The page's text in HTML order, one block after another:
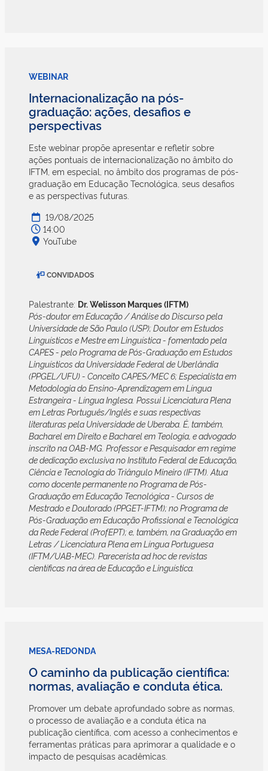
WEBINAR
Internacionalização na pós-
graduação: ações, desafios e
perspectivas
Este webinar propõe apresentar e refletir sobre
ações pontuais de internacionalização no âmbito do
IFTM, em especial, no âmbito dos programas de pós-
graduação em Educação Tecnológica, seus desafios
e as perspectivas futuras.
19/08/2025
14:00
YouTube
CONVIDADOS
Palestrante: Dr. Welisson Marques (IFTM)
Pós-doutor em Educação / Análise do Discurso pela
Universidade de São Paulo (USP); Doutor em Estudos
Linguísticos e Mestre em Linguística - fomentado pela
CAPES - pelo Programa de Pós-Graduação em Estudos
Linguísticos da Universidade Federal de Uberlândia
(PPGEL/UFU) - Conceito CAPES/MEC 6; Especialista em
Metodologia do Ensino-Aprendizagem em Língua
Estrangeira - Língua Inglesa. Possui Licenciatura Plena
em Letras Português/Inglês e suas respectivas
literaturas pela Universidade de Uberaba. É, também,
Bacharel em Direito e Bacharel em Teologia, e advogado
inscrito na OAB-MG. Professor e Pesquisador em regime
de dedicação exclusiva no Instituto Federal de Educação,
Ciência e Tecnologia do Triângulo Mineiro (IFTM). Atua
como docente permanente no Programa de Pós-
Graduação em Educação Tecnológica - Cursos de
Mestrado e Doutorado (PPGET-IFTM); no Programa de
Pós-Graduação em Educação Profissional e Tecnológica
da Rede Federal (ProfEPT); e, também, na Graduação em
Letras / Licenciatura Plena em Língua Portuguesa
(IFTM/UAB-MEC). Parecerista ad hoc de revistas
científicas na área de Educação e Linguística.
MESA-REDONDA
O caminho da publicação científica:
normas, avaliação e conduta ética.
Promover um debate aprofundado sobre as normas,
o processo de avaliação e a conduta ética na
publicação científica, com acesso a conhecimentos e
ferramentas práticas para aprimorar a qualidade e o
impacto de pesquisas acadêmicas.